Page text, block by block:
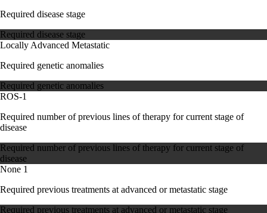
Required disease stage
Required disease stage
Locally Advanced Metastatic
Required genetic anomalies
Required genetic anomalies
ROS-1
Required number of previous lines of therapy for current stage of
disease
Required number of previous lines of therapy for current stage of
disease
None 1
Required previous treatments at advanced or metastatic stage
Required previous treatments at advanced or metastatic stage